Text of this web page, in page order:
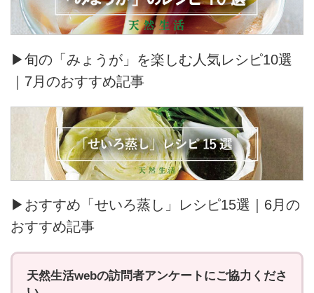
▶旬の「みょうが」を楽しむ人気レシピ10選
｜7月のおすすめ記事
▶おすすめ「せいろ蒸し」レシピ15選｜6月の
おすすめ記事